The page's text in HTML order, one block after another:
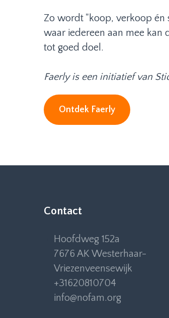
Zo wordt "koop, verkoop én
waar iedereen aan mee
tot goed doel.
Faerly is een initiatief van
Ontdek Faerly
Contact
Hoofdweg 152a
7676 AK Westerhaar-
Vriezenveensewijk
+31620810704
info@nofam.org